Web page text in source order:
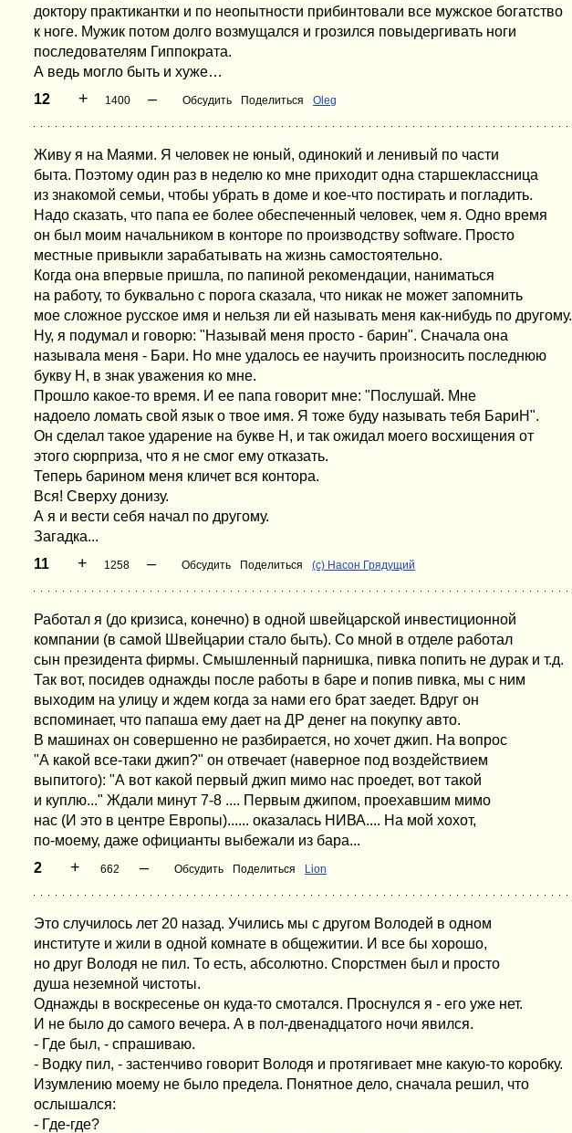
доктору практикантки и по неопытности прибинтовали все мужское богатство
к ноге. Мужик потом долго возмущался и грозился повыдергивать ноги
последователям Гиппократа.
А ведь могло быть и хуже…
12
+ 1400 – Обсудить Поделиться Oleg
Живу я на Маями. Я человек не юный, одинокий и ленивый по части
быта. Поэтому один раз в неделю ко мне приходит одна старшеклассница
из знакомой семьи, чтобы убрать в доме и кое-что постирать и погладить.
Надо сказать, что папа ее более обеспеченный человек, чем я. Одно время
он был моим начальником в конторе по производству software. Просто
местные привыкли зарабатывать на жизнь самостоятельно.
Когда она впервые пришла, по папиной рекомендации, наниматься
на работу, то буквально с порога сказала, что никак не может запомнить
мое сложное русское имя и нельзя ли ей называть меня как-нибудь по другому.
Ну, я подумал и говорю: "Называй меня просто - барин". Сначала она
называла меня - Бари. Но мне удалось ее научить произносить последнюю
букву Н, в знак уважения ко мне.
Прошло какое-то время. И ее папа говорит мне: "Послушай. Мне
надоело ломать свой язык о твое имя. Я тоже буду называть тебя БариН".
Он сделал такое ударение на букве Н, и так ожидал моего восхищения от
этого сюрприза, что я не смог ему отказать.
Теперь барином меня кличет вся контора.
Вся! Сверху донизу.
А я и вести себя начал по другому.
Загадка...
11
+ 1258 – Обсудить Поделиться (с) Насон Грядущий
Работал я (до кризиса, конечно) в одной швейцарской инвестиционной
компании (в самой Швейцарии стало быть). Со мной в отделе работал
сын президента фирмы. Смышленный парнишка, пивка попить не дурак и т.д.
Так вот, посидев однажды после работы в баре и попив пивка, мы с ним
выходим на улицу и ждем когда за нами его брат заедет. Вдруг он
вспоминает, что папаша ему дает на ДР денег на покупку авто.
В машинах он совершенно не разбирается, но хочет джип. На вопрос
"А какой все-таки джип?" он отвечает (наверное под воздействием
выпитого): "А вот какой первый джип мимо нас проедет, вот такой
и куплю..." Ждали минут 7-8 .... Первым джипом, проехавшим мимо
нас (И это в центре Европы)...... оказалась НИВА.... На мой хохот,
по-моему, даже официанты выбежали из бара...
2
+ 662 – Обсудить Поделиться Lion
Это случилось лет 20 назад. Учились мы с другом Володей в одном
институте и жили в одной комнате в общежитии. И все бы хорошо,
но друг Володя не пил. То есть, абсолютно. Спорстмен был и просто
душа неземной чистоты.
Однажды в воскресенье он куда-то смотался. Проснулся я - его уже нет.
И не было до самого вечера. А в пол-двенадцатого ночи явился.
- Где был, - спрашиваю.
- Водку пил, - застенчиво говорит Володя и протягивает мне какую-то коробку.
Изумлению моему не было предела. Понятное дело, сначала решил, что
ослышался:
- Где-где?